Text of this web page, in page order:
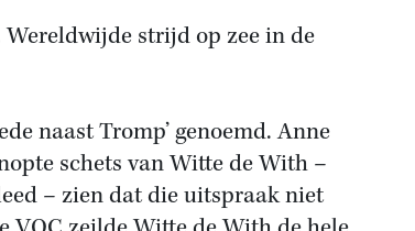
strijd op zee in de
naast Tromp’ genoemd. Anne
schets van Witte de With –
– zien dat die uitspraak niet